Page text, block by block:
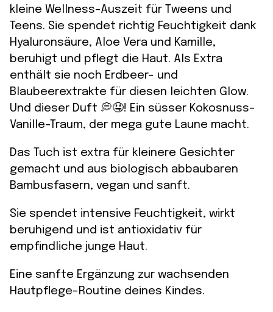
kleine Wellness-Auszeit für Tweens und
Teens. Sie spendet richtig Feuchtigkeit dank
Hyaluronsäure, Aloe Vera und Kamille,
beruhigt und pflegt die Haut. Als Extra
enthält sie noch Erdbeer- und
Blaubeerextrakte für diesen leichten Glow.
Und dieser Duft 💭🤤! Ein süsser Kokosnuss-
Vanille-Traum, der mega gute Laune macht.
Das Tuch ist extra für kleinere Gesichter
gemacht und aus biologisch abbaubaren
Bambusfasern, vegan und sanft.
Sie spendet intensive Feuchtigkeit, wirkt
beruhigend und ist antioxidativ für
empfindliche junge Haut.
Eine sanfte Ergänzung zur wachsenden
Hautpflege-Routine deines Kindes.